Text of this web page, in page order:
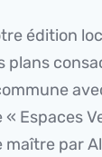
édition
plans
Espaces
maître par